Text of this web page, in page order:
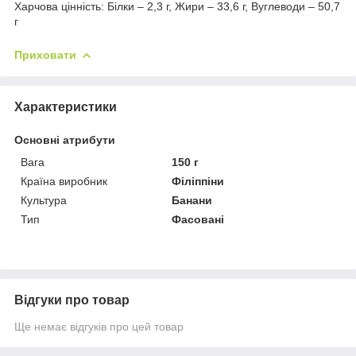
Харчова цінність: Білки – 2,3 г, Жири – 33,6 г, Вуглеводи – 50,7
г
Приховати
Характеристики
Основні атрибути
Вага
150 г
Країна виробник
Філіппіни
Культура
Банани
Тип
Фасовані
Відгуки про товар
Ще немає відгуків про цей товар